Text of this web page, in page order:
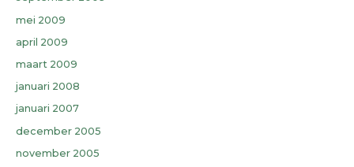
mei 2009
april 2009
maart 2009
januari 2008
januari 2007
december 2005
november 2005